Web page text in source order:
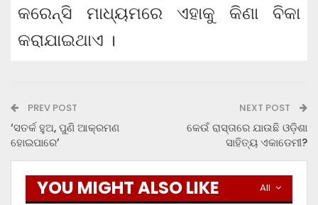
କରେନ୍ସି ମାଧ୍ୟମରେ ଏହାକୁ କିଣା ବିକା
କରାଯାଇଥାଏ ।
PREV POST
‘ସତର୍କ ହୁଅ, ପୁଣି ଆକ୍ରମଣ
ହୋଇପାରେ’
NEXT POST
କେଉଁ ରାସ୍ତାରେ ଯାଉଛି ଓଡ଼ିଶା
ସାହିତ୍ୟ ଏକାଡେମୀ?
All
YOU MIGHT ALSO LIKE